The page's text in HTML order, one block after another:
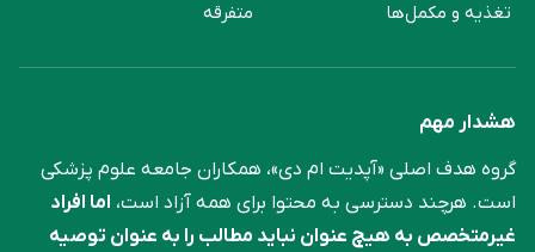
تغذیه و مکمل‌ها
متفرقه
هشدار مهم
گروه هدف اصلی «آپدیت ام دی»، همکاران جامعه علوم ‌پزشکی
است. هرچند دسترسی به محتوا برای همه آزاد است، اما افراد
غیرمتخصص به هیچ عنوان نباید مطالب را به عنوان توصیه